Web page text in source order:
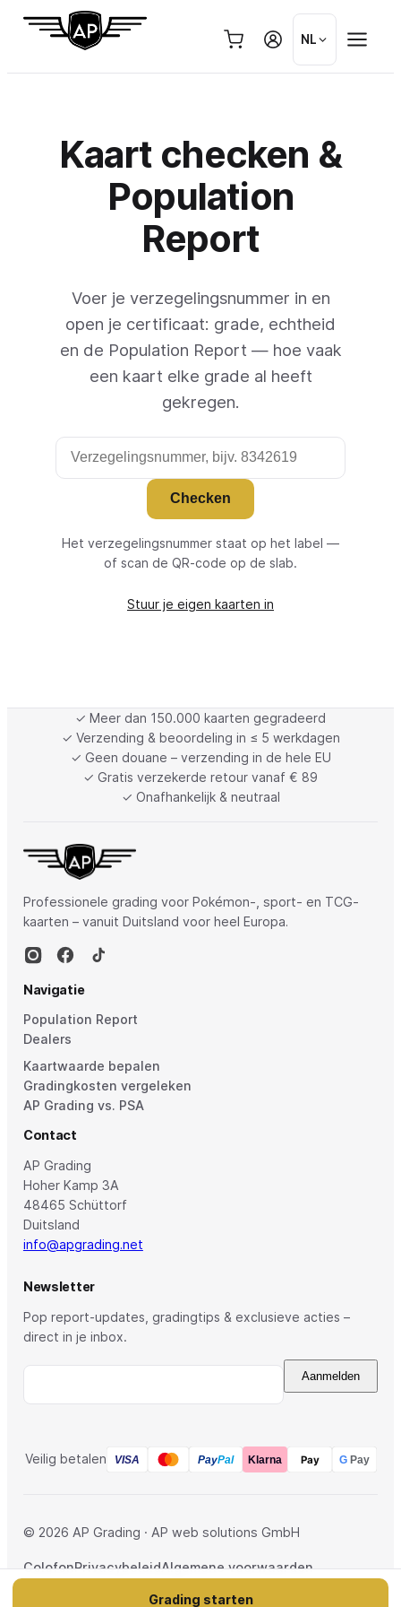
inhoud
NL
Kaart checken &
Population
Report
Voer je verzegelingsnummer in en
open je certificaat: grade, echtheid
en de Population Report — hoe vaak
een kaart elke grade al heeft
gekregen.
Checken
Het verzegelingsnummer staat op het label —
of scan de QR-code op de slab.
Stuur je eigen kaarten in
✓ Meer dan 150.000 kaarten gegradeerd
✓ Verzending & beoordeling in ≤ 5 werkdagen
✓ Geen douane – verzending in de hele EU
✓ Gratis verzekerde retour vanaf € 89
✓ Onafhankelijk & neutraal
Professionele grading voor Pokémon-, sport- en TCG-
kaarten – vanuit Duitsland voor heel Europa.
Navigatie
Population Report
Dealers
Kaartwaarde bepalen
Gradingkosten vergeleken
AP Grading vs. PSA
Contact
AP Grading
Hoher Kamp 3A
48465 Schüttorf
Duitsland
info@apgrading.net
Newsletter
Pop report-updates, gradingtips & exclusieve acties –
direct in je inbox.
Aanmelden
Veilig betalen VISA PayPal Klarna Pay GPay
© 2026 AP Grading · AP web solutions GmbH
ColofonPrivacybeleidAlgemene voorwaarden
Grading starten